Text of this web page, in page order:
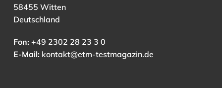
58455 Witten
Deutschland
Fon:+49 2302 28 23 3 0
E-Mail: kontakt@etm-testmagazin.de